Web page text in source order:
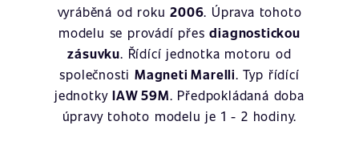
vyráběná od roku2006. Úprava tohoto
modelu se provádí přesdiagnostickou
zásuvku. Řídící jednotka motoru od
společnosti Magneti Marelli. Typ řídící
jednotkyIAW 59M. Předpokládaná doba
úpravy tohoto modelu je 1 - 2 hodiny.